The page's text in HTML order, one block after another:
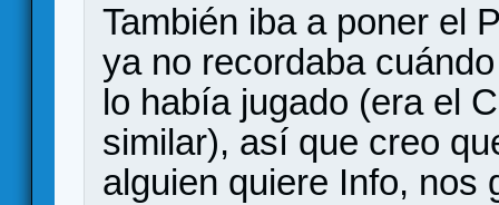
También iba a poner el
ya no recordaba
lo había jugado (era el
similar), así que creo
alguien quiere Info, nos